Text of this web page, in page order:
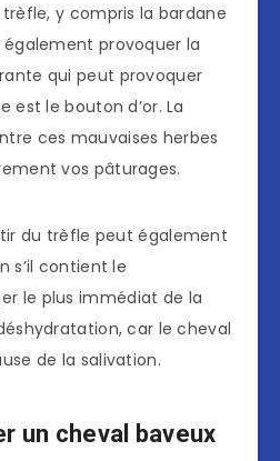
y compris la bardane
provoquer la
qui peut provoquer
est le bouton d’or. La
ces mauvaises herbes
vos pâturages.
du trèfle peut également
s’il contient le
le plus immédiat de la
car le cheval
de la salivation.
un cheval baveux